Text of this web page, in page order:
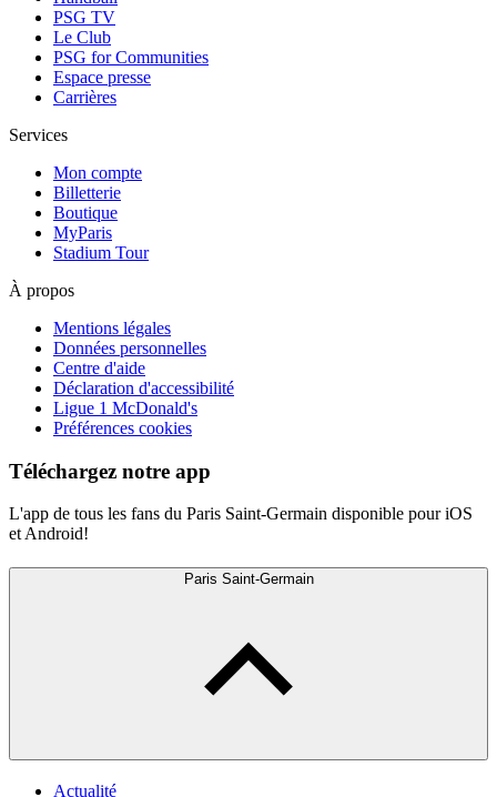
PSG TV
Le Club
PSG for Communities
Espace presse
Carrières
Services
Mon compte
Billetterie
Boutique
MyParis
Stadium Tour
À propos
Mentions légales
Données personnelles
Centre d'aide
Déclaration d'accessibilité
Ligue 1 McDonald's
Préférences cookies
Téléchargez notre app
L'app de tous les fans du Paris Saint-Germain disponible pour iOS
et Android!
Paris Saint-Germain
Actualité